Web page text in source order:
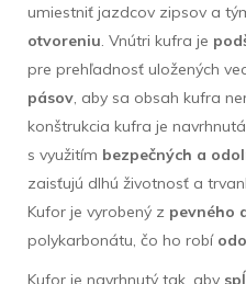
umiestniť jazdcov zipsov a
otvoreniu. Vnútri kufra je
pre prehľadnosť uložených
pásov, aby sa obsah kufra
konštrukcia kufra je navrhnutá
s využitím bezpečných a
zaisťujú dlhú životnosť a
Kufor je vyrobený z pevného
polykarbonátu, čo ho robí
Kufor je navrhnutý tak, aby